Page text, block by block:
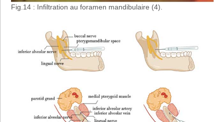
Fig.14 : Infiltration au foramen mandibulaire (4).